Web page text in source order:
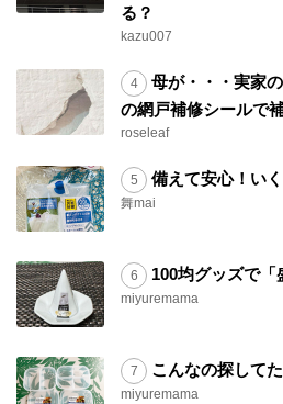
る？
kazu007
母が・・・実家
の網戸補修シールで
roseleaf
備えて安心！い
舞mai
100均グッズで
miyuremama
こんなの探してた
miyuremama